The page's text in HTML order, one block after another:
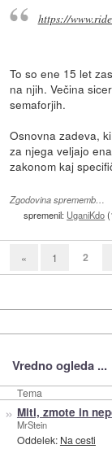
https://
To so ene 15 let
na njih. Večina
semaforjih.
Osnovna zadeva,
za njega veljajo
zakonom kaj
Zgodovina sprememb…
spremenil: UganiKdo(
« 1 2
Vredno ogleda ...
Tema
» Miti, zmote in
MrStein
Oddelek: Na cesti